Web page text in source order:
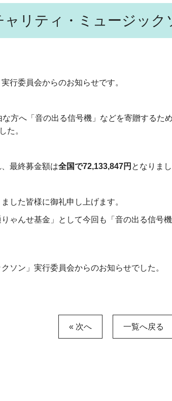
リティ・ミュージック
行委員会からのお知らせです。
方へ「音の出る信号機」などを寄贈するた
た。
最終募金額は全国で72,133,847円 となりまし
した皆様に御礼申し上げます。
ゃんせ基金」として今回も「音の出る信
ソン」実行委員会からのお知らせでした。
« 次へ 一覧へ戻る